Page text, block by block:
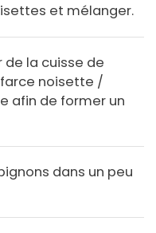
et mélanger.
de la cuisse de
farce noisette /
afin de former un
dans un peu